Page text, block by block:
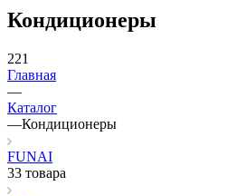
Кондиционеры
221
Главная
—
Каталог
—Кондиционеры
FUNAI
33 товара